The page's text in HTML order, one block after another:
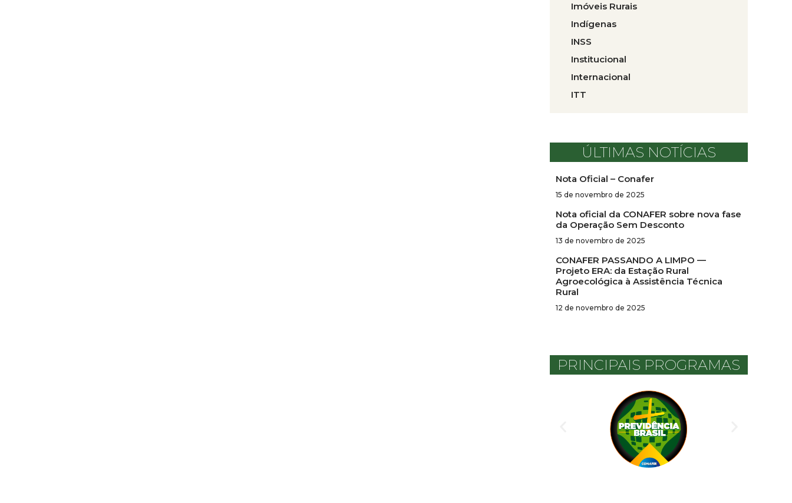
Imóveis Rurais
Indígenas
INSS
Institucional
Internacional
ITT
ÚLTIMAS NOTÍCIAS
Nota Oficial – Conafer
15 de novembro de 2025
Nota oficial da CONAFER sobre nova fase
da Operação Sem Desconto
13 de novembro de 2025
CONAFER PASSANDO A LIMPO —
Projeto ERA: da Estação Rural
Agroecológica à Assistência Técnica
Rural
12 de novembro de 2025
PRINCIPAIS PROGRAMAS